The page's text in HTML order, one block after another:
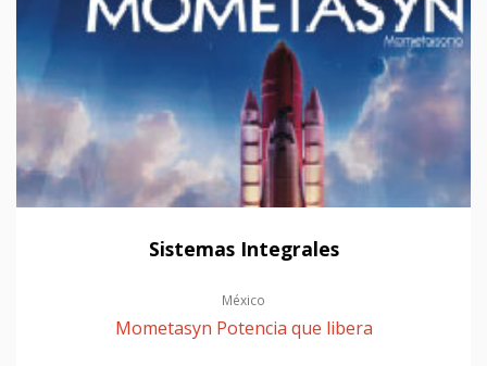
Sistemas Integrales
México
Mometasyn Potencia que libera